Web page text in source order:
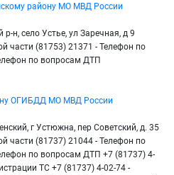
району МО МВД России
н, село Устье, ул Заречная, д 9
части (81753) 21371 - Телефон по
по вопросам ДТП
ОГИБДД МО МВД России
г Устюжна, пер Советский, д. 35
части (81737) 21044 - Телефон по
по вопросам ДТП +7 (81737) 4-
ТС +7 (81737) 4-02-74 -